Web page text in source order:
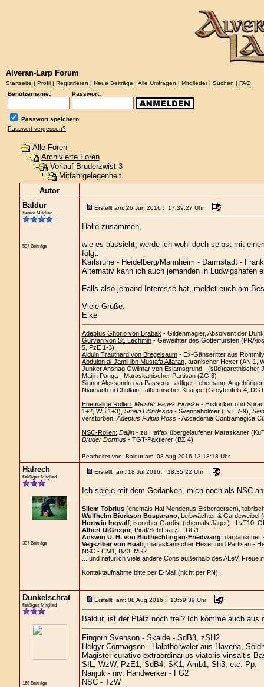
Alveran-Larp Forum
Startseite | Profil | Registrieren | Neue Beiträge | Alle Umfragen | Mitglieder| Suchen | FAQ
Benutzername:
Passwort:
Passwort speichern
Passwort vergessen?
Alle Foren
Archivierte Foren
Vorlauf Bruderzwist 3
Mitfahrgelegenheit
Autor
Baldur
Senior Mitglied
537 Beiträge
Erstellt am: 26 Jun 2016 : 17:39:27 Uhr
Hallo zusammen,
wie es aussieht, werde ich wohl doch selbst mit
folgt:
Karlsruhe - Heidelberg/Mannheim - Darmstadt -
Alternativ kann ich auch jemanden in Ludwigshafen
Falls also jemand Interesse hat, meldet euch am
Viele Grüße,
Eike
Adeptus Ghorio von Brabak - Gildenmagier, Absolvent der
Gurvan von St. Lechmin- Geweihter des Götterfürsten
5, PzE 1-3)
Alduin Trauthard von Bregelsaum- Ex-Gänseritter aus
Abdulon al-Jamil ibn Mustafa Alfaran, aranischer Hexer (AN 1,
Junker Anshag Owilmar von Eslamsgrund- (süd)garethischer
Maijin Panga- Maraskanischer Partisan (ZG 3)
Signor Alessandro ya Passero- adliger Lebemann,
Niaimadh ui Chullain- albernischer Knappe (Greyfenfels 4,
Ehemalige Rollen: Meister Panek Firnske- Historiker und
1+2, WB 1+3), Smari Liflindsson- Svennaholmer (LvT 7-9),
verstorben, Adeptus Pulpio Ross- Accademia Contramagica
NSC-Rollen: Daijin- zu Haffax übergelaufener Maraskaner
Bruder Dormus- TGT-Paktierer (BZ 4)
Bearbeitet von: Baldur am: 08 Aug 2016 13:18:18 Uhr
Halrech
fleißiges Mitglied
337 Beiträge
Erstellt am: 18 Jul 2016 : 18:35:22 Uhr
Ich spiele mit dem Gedanken, mich noch als NSC
Silem Tobrius(ehemals Hal-Mendenus Eisbergersen),
Wulfhelm Biorkson Bosparano, Leibwächter & Gardeweibel
Hortwin Ingvalf, isenoher Gardist (ehemals Jäger) - LvT10,
Albert UiGregor, Pirat/Schiffsarzt - DG1
Answin U. H. von Bluthechtingen-Friedwang , darpatischer
Vegsziber von Huab, maraskanischer Hexer und Partisan -
NSC - CM1, BZ3, MS2
... und natürlich viele andere Cons außerhalb des ALeV.
Kontaktaufnahme bitte per E-Mail (nicht per PN).
Dunkelschrat
fleißiges Mitglied
166 Beiträge
Erstellt am: 08 Aug 2016 : 13:59:39 Uhr
Baldur, ist der Platz noch frei? Ich komme auch aus
Fingorn Svenson - Skalde - SdB3, zSH2
Helgyr Cormagson - Halbthorwaler aus Havena,
Magister curativo extraordinarius viatoris vinsaltis
SIL, WzW, PzE1, SdB4, SK1, Amb1, Sh3, etc. Pp.
Nanjuk - niv. Handwerker - FG2
NSC - TzW